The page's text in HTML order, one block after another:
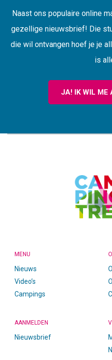
Naast ons populaire online
gezellige nieuwsbrief! Die
die wil ontvangen hoef je je
is
JA! IK WIL ME
MENU
Nieuws
Video’s
Campings
AANMELDEN
Nieuwsbrief